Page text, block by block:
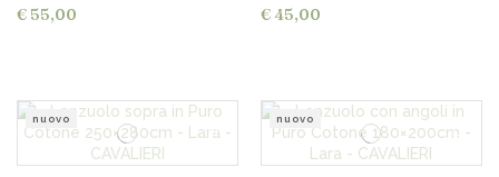
€ 55,00 € 45,00
nuovo nuovo